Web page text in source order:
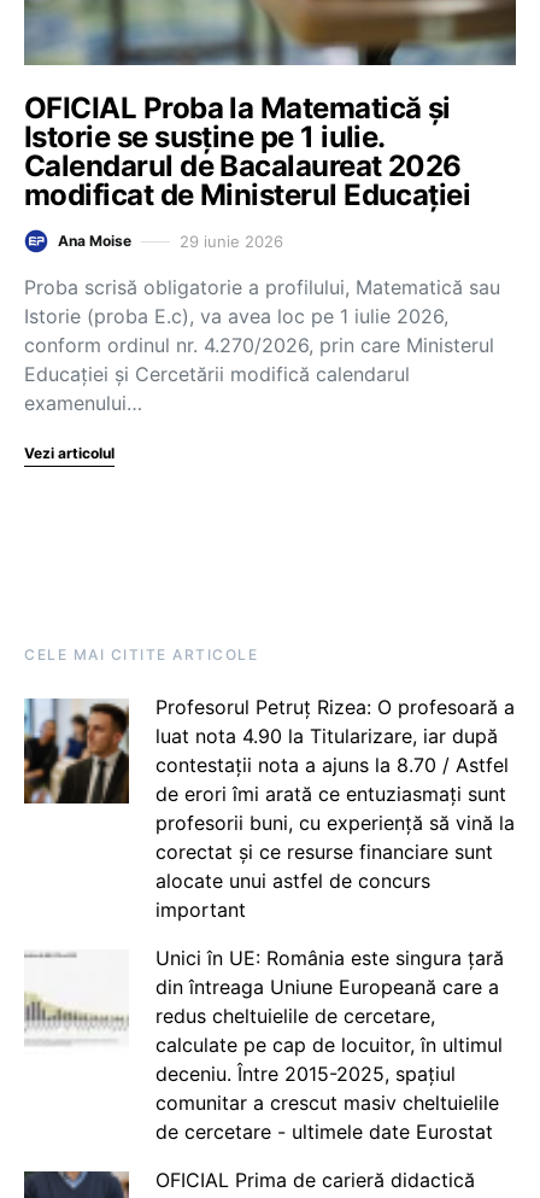
OFICIAL Proba la Matematică și
Istorie se susține pe 1 iulie.
Calendarul de Bacalaureat 2026
modificat de Ministerul Educației
Ana Moise 29 iunie 2026
Proba scrisă obligatorie a profilului, Matematică sau
Istorie (proba E.c), va avea loc pe 1 iulie 2026,
conform ordinul nr. 4.270/2026, prin care Ministerul
Educației și Cercetării modifică calendarul
examenului…
Vezi articolul
CELE MAI CITITE ARTICOLE
Profesorul Petruț Rizea: O profesoară a
luat nota 4.90 la Titularizare, iar după
contestații nota a ajuns la 8.70 / Astfel
de erori îmi arată ce entuziasmați sunt
profesorii buni, cu experiență să vină la
corectat și ce resurse financiare sunt
alocate unui astfel de concurs
important
Unici în UE: România este singura țară
din întreaga Uniune Europeană care a
redus cheltuielile de cercetare,
calculate pe cap de locuitor, în ultimul
deceniu. Între 2015-2025, spațiul
comunitar a crescut masiv cheltuielile
de cercetare - ultimele date Eurostat
OFICIAL Prima de carieră didactică